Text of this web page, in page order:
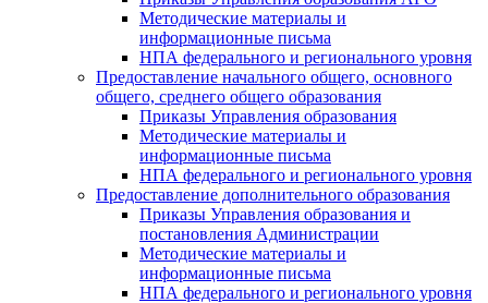
Методические материалы и
информационные письма
НПА федерального и регионального уровня
Предоставление начального общего, основного
общего, среднего общего образования
Приказы Управления образования
Методические материалы и
информационные письма
НПА федерального и регионального уровня
Предоставление дополнительного образования
Приказы Управления образования и
постановления Администрации
Методические материалы и
информационные письма
НПА федерального и регионального уровня